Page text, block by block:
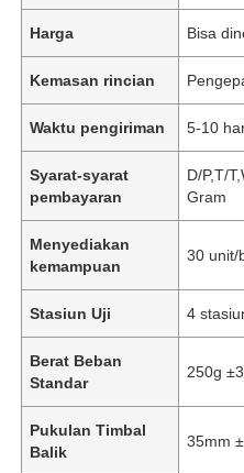
Harga Bisa
Kemasan rincian
Waktu pengiriman 5-10
Syarat-syarat
pembayaran
D/P,T/
Gram
Menyediakan
kemampuan
30 unit/
Stasiun Uji 4
Berat Beban
Standar
250g
Pukulan Timbal
Balik
35mm